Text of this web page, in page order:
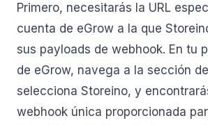
Primero, necesitarás la URL
cuenta de eGrow a la que
sus payloads de webhook. En tu
de eGrow, navega a la sección
selecciona Storeino, y
webhook única proporcionada